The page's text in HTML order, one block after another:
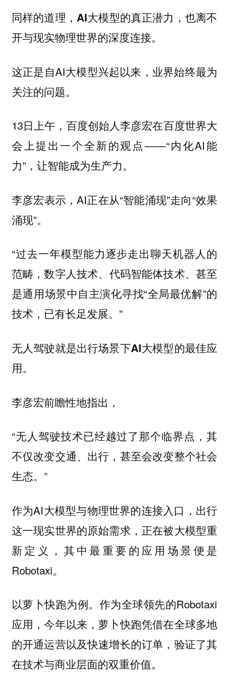
同样的道理， AI大模型的真正潜力，也离不
开与现实物理世界的深度连接。
这正是自AI大模型兴起以来，业界始终最为
关注的问题。
13日上午，百度创始人李彦宏在百度世界大
会上提出一个全新的观点——“内化AI能
力”，让智能成为生产力。
李彦宏表示，AI正在从“智能涌现”走向“效果
涌现”。
“过去一年模型能力逐步走出聊天机器人的
范畴 ，数字人技术、代码智能体技术、甚至
是通用场景中自主演化寻找“全局最优解”的
技术，已有长足发展。”
无人驾驶就是出行场景下AI大模型的最佳应
用。
李彦宏前瞻性地指出，
“无人驾驶技术已经越过了那个临界点，其
不仅改变交通、出行，甚至会改变整个社会
生态。 ”
作为AI大模型与物理世界的连接入口，出行
这一现实世界的原始需求，正在被大模型重
新定义，其中最重要的应用场景便是
Robotaxi。
以萝卜快跑为例。作为全球领先的Robotaxi
应用，今年以来，萝卜快跑凭借在全球多地
的开通运营以及快速增长的订单，验证了其
在技术与商业层面的双重价值。